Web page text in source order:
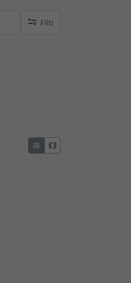
Filtr
brak aktywnych filtrów